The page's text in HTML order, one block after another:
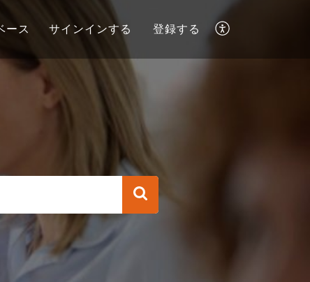
ース サインインする 登録する